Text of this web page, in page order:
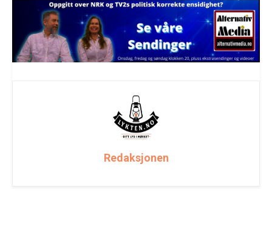
Redaksjonen